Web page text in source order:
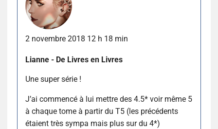
2 novembre 2018 12 h 18 min
Lianne - De Livres en Livres
Une super série !
J’ai commencé à lui mettre des 4.5* voir même 5
à chaque tome à partir du T5 (les précédents
étaient très sympa mais plus sur du 4*)